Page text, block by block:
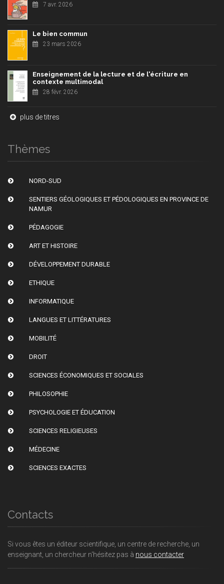
7 avr. 2026
Le bien commun
23 mars 2026
Enseignement de la lecture et de l'écriture en
contexte multimodal
28 févr. 2026
plus de titres
Thèmes
NORD-SUD
SENTIERS GÉOLOGIQUES ET PÉDOLOGIQUES EN PROVINCE DE
NAMUR
PÉDAGOGIE
ART ET HISTOIRE
DÉVELOPPEMENT DURABLE
ETHIQUE
INFORMATIQUE
LANGUES ET LITTÉRATURES
MOBILITÉ
DROIT
SCIENCES ÉCONOMIQUES ET SOCIALES
PHILOSOPHIE
PSYCHOLOGIE ET ÉDUCATION
SCIENCES RELIGIEUSES
MÉDECINE
SCIENCES EXACTES
Contacts
Si vous êtes un éditeur scientifique, un centre de recherche, un
enseignant, un chercheur n'hésitez pas à nous contacter